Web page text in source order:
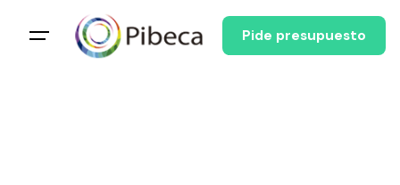
Pide presupuesto